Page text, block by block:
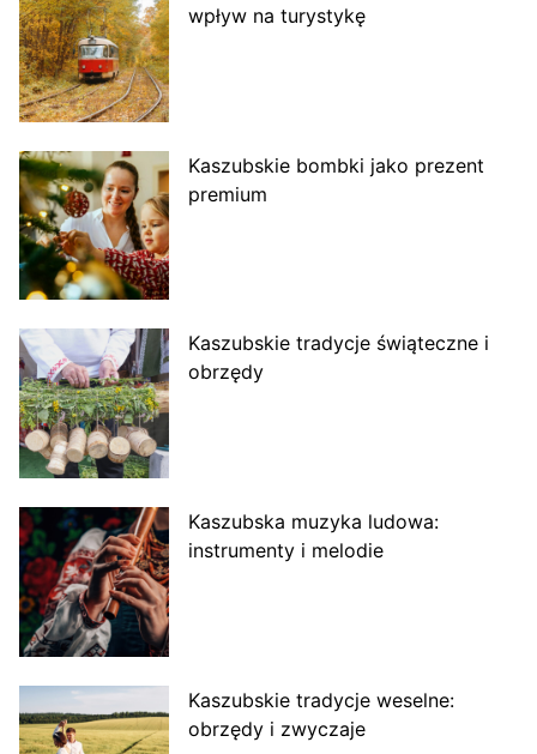
wpływ na turystykę
Kaszubskie bombki jako prezent
premium
Kaszubskie tradycje świąteczne i
obrzędy
Kaszubska muzyka ludowa:
instrumenty i melodie
Kaszubskie tradycje weselne:
obrzędy i zwyczaje